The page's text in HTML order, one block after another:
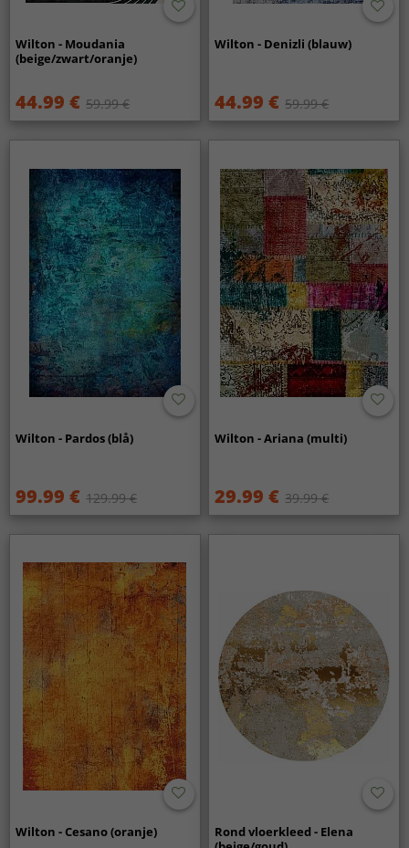
Wilton - Moudania
(beige/zwart/oranje)
44.99 € 59.99 €
Wilton - Denizli (blauw)
44.99 € 59.99 €
Wilton - Pardos (blå)
99.99 € 129.99 €
Wilton - Ariana (multi)
29.99 € 39.99 €
Wilton - Cesano (oranje)
Rond vloerkleed - Elena